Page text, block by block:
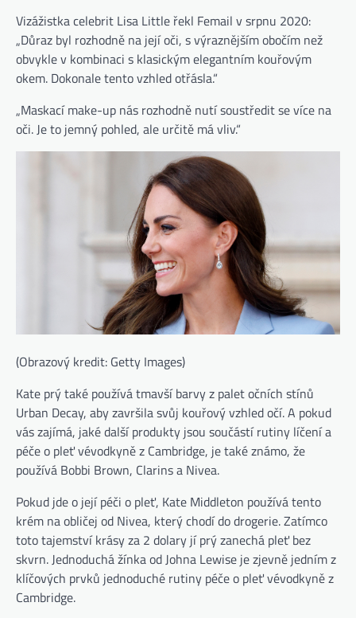
Vizážistka celebrit Lisa Little(otevře se na nové kartě)
řekl Femail (otevře se na nové
v srpnu 2020:
„Důraz byl rozhodně na její oči, s výraznějším obočím než
obvykle v kombinaci s klasickým elegantním kouřovým
okem. Dokonale tento vzhled otřásla.“
„Maskací make-up nás rozhodně nutí soustředit se více na
oči. Je to jemný pohled, ale určitě má vliv.“
(Obrazový kredit: Getty Images)
Kate prý také používá tmavší barvy z palet očních stínů
Urban Decay, aby završila svůj kouřový vzhled očí. A pokud
vás zajímá, jaké další produkty jsou součástí rutiny líčení a
péče o pleť vévodkyně z Cambridge, je také známo, že
používá Bobbi Brown, Clarins a Nivea.
Pokud jde o její péči o pleť, Kate Middleton používá tento
krém na obličej od Nivea, který chodí do drogerie. Zatímco
toto tajemství krásy za 2 dolary jí prý zanechá pleť bez
skvrn. Jednoduchá žínka od Johna Lewise je zjevně jedním z
klíčových prvků jednoduché rutiny péče o pleť vévodkyně z
Cambridge.